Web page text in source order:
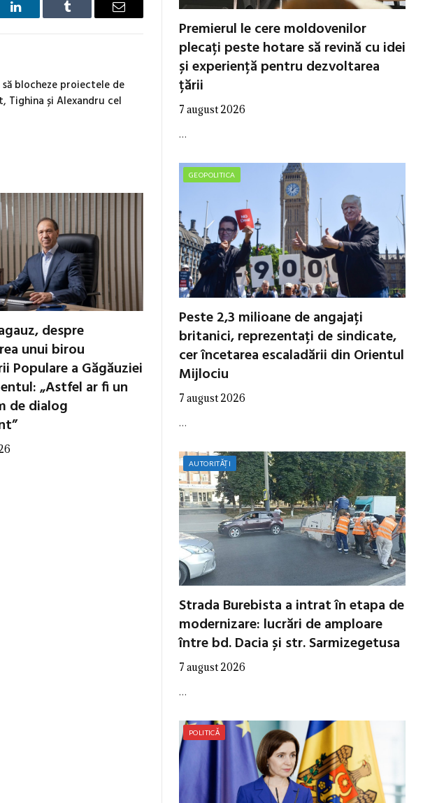
LinkedIn Tumblr Email
blocheze proiectele de
Tighina și Alexandru cel
despre
unui birou
Populare a Găgăuziei
„Astfel ar fi un
de dialog
Premierul le cere moldovenilor
plecați peste hotare să revină cu idei
și experiență pentru dezvoltarea
țării
7 august 2026
…
GEOPOLITICA
Peste 2,3 milioane de angajați
britanici, reprezentați de sindicate,
cer încetarea escaladării din Orientul
Mijlociu
7 august 2026
…
AUTORITĂȚI
Strada Burebista a intrat în etapa de
modernizare: lucrări de amploare
între bd. Dacia și str. Sarmizegetusa
7 august 2026
…
POLITICĂ